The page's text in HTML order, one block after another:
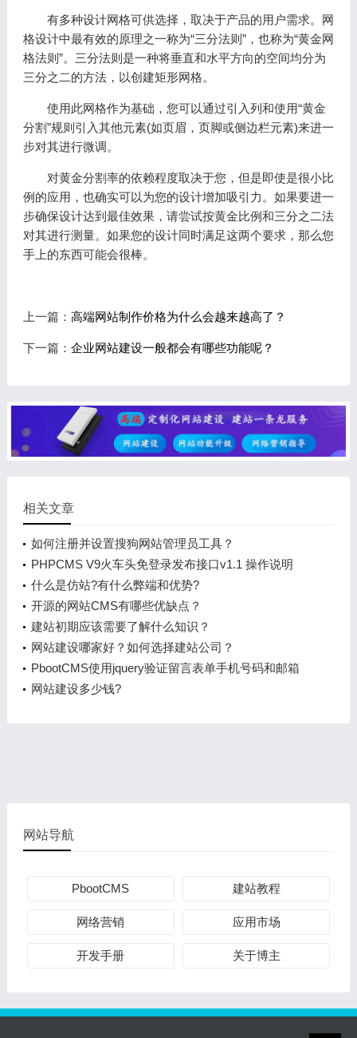
有多种设计网格可供选择，取决于产品的用户需求。网
格设计中最有效的原理之一称为“三分法则”，也称为“黄金网
格法则”。三分法则是一种将垂直和水平方向的空间均分为
三分之二的方法，以创建矩形网格。
使用此网格作为基础，您可以通过引入列和使用“黄金
分割”规则引入其他元素(如页眉，页脚或侧边栏元素)来进一
步对其进行微调。
对黄金分割率的依赖程度取决于您，但是即使是很小比
例的应用，也确实可以为您的设计增加吸引力。如果要进一
步确保设计达到最佳效果，请尝试按黄金比例和三分之二法
对其进行测量。如果您的设计同时满足这两个要求，那么您
手上的东西可能会很棒。
上一篇： 高端网站制作价格为什么会越来越高了？
下一篇： 企业网站建设一般都会有哪些功能呢？
相关文章
如何注册并设置搜狗网站管理员工具？
PHPCMS V9火车头免登录发布接口v1.1 操作说明
什么是仿站?有什么弊端和优势?
开源的网站CMS有哪些优缺点？
建站初期应该需要了解什么知识？
网站建设哪家好？如何选择建站公司？
PbootCMS使用jquery验证留言表单手机号码和邮箱
网站建设多少钱?
网站导航
PbootCMS 建站教程
网络营销 应用市场
开发手册 关于博主